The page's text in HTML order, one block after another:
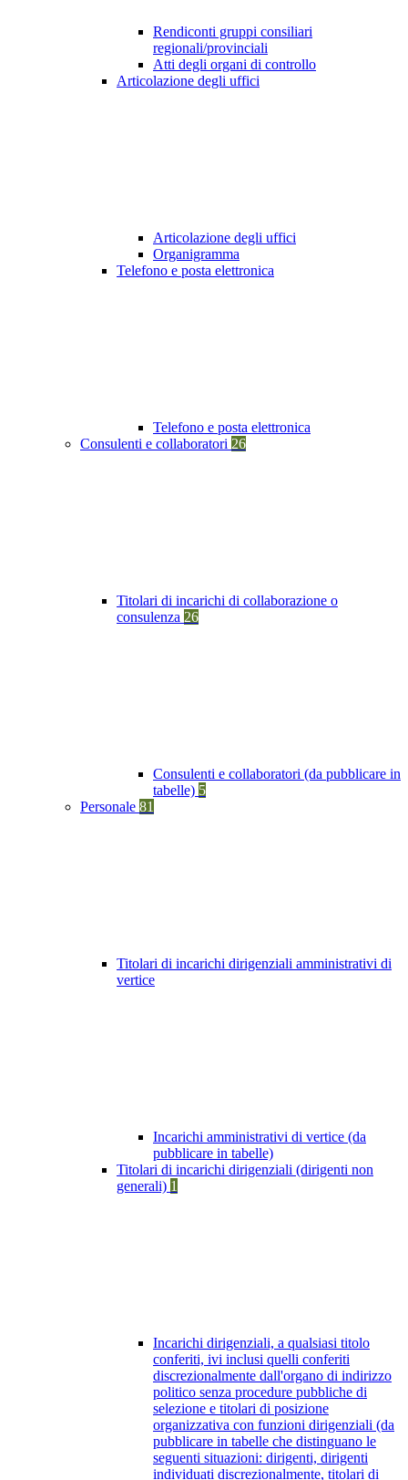
Rendiconti gruppi consiliari
regionali/provinciali
Atti degli organi di controllo
Articolazione degli uffici
Articolazione degli uffici
Organigramma
Telefono e posta elettronica
Telefono e posta elettronica
Consulenti e collaboratori 26
Titolari di incarichi di collaborazione o
consulenza 26
Consulenti e collaboratori (da pubblicare in
tabelle) 5
Personale 81
Titolari di incarichi dirigenziali amministrativi di
vertice
Incarichi amministrativi di vertice (da
pubblicare in tabelle)
Titolari di incarichi dirigenziali (dirigenti non
generali) 1
Incarichi dirigenziali, a qualsiasi titolo
conferiti, ivi inclusi quelli conferiti
discrezionalmente dall'organo di indirizzo
politico senza procedure pubbliche di
selezione e titolari di posizione
organizzativa con funzioni dirigenziali (da
pubblicare in tabelle che distinguano le
seguenti situazioni: dirigenti, dirigenti
individuati discrezionalmente, titolari di